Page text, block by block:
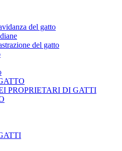
del gatto
del gatto
PROPRIETARI DI GATTI